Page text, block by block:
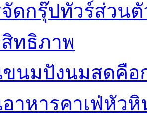
ดกรุ๊ปทัวร์ส่วน
ทธิภาพ
ขนมปังนมสดคือ
าหารคาเฟ่หัว